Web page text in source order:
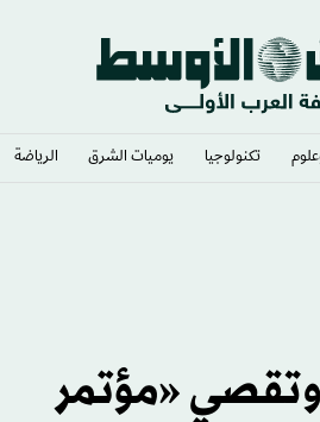
تكنولوجيا يوميات الشرق​ الرياضة
وتقصي «مؤتمر